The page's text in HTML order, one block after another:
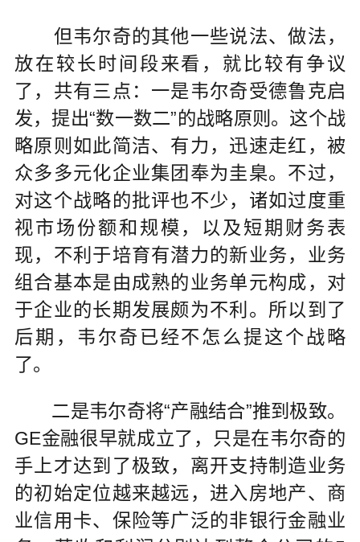
但韦尔奇的其他一些说法、做法，
放在较长时间段来看，就比较有争议
了，共有三点：一是韦尔奇受德鲁克启
发，提出“数一数二”的战略原则。这个战
略原则如此简洁、有力，迅速走红，被
众多多元化企业集团奉为圭臬。不过，
对这个战略的批评也不少，诸如过度重
视市场份额和规模，以及短期财务表
现，不利于培育有潜力的新业务，业务
组合基本是由成熟的业务单元构成，对
于企业的长期发展颇为不利。所以到了
后期，韦尔奇已经不怎么提这个战略
了。
二是韦尔奇将“产融结合”推到极致。
GE金融很早就成立了，只是在韦尔奇的
手上才达到了极致，离开支持制造业务
的初始定位越来越远，进入房地产、商
业信用卡、保险等广泛的非银行金融业